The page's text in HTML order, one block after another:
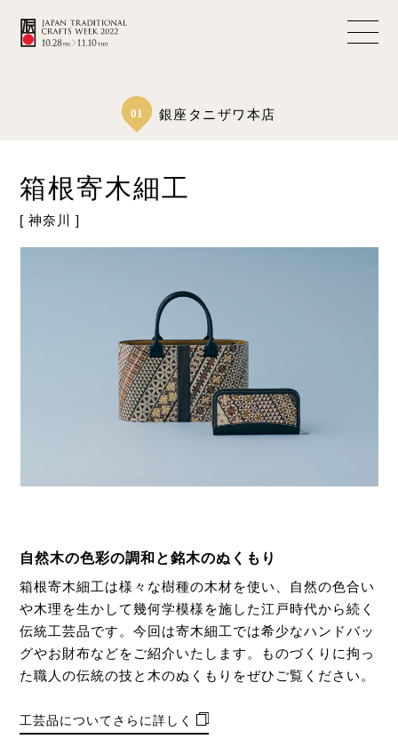
01 銀座タニザワ本店
箱根寄木細工
[ 神奈川 ]
自然木の色彩の調和と銘木のぬくもり
箱根寄木細工は様々な樹種の木材を使い、自然の色合い
や木理を生かして幾何学模様を施した江戸時代から続く
伝統工芸品です。今回は寄木細工では希少なハンドバッ
グやお財布などをご紹介いたします。ものづくりに拘っ
た職人の伝統の技と木のぬくもりをぜひご覧ください。
工芸品についてさらに詳しく